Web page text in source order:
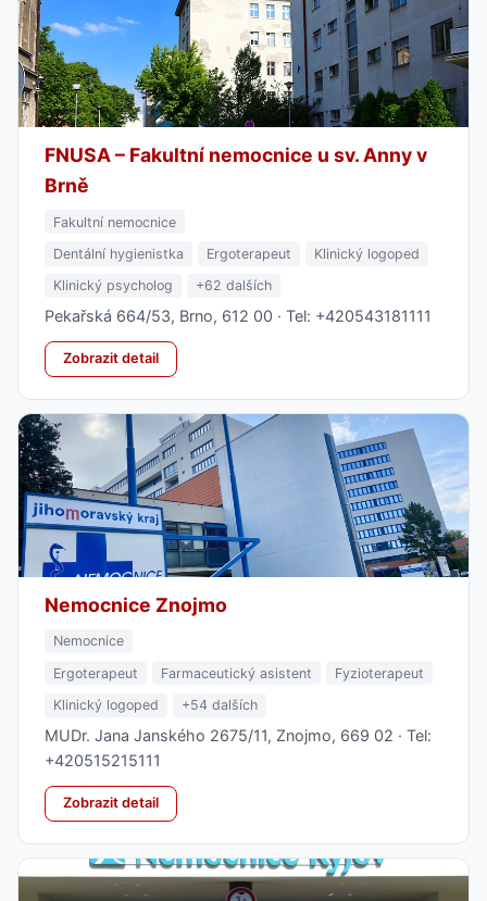
FNUSA – Fakultní nemocnice u sv. Anny v
Brně
Fakultní nemocnice
Dentální hygienistka
Ergoterapeut
Klinický logoped
Klinický psycholog
+62 dalších
Pekařská 664/53, Brno, 612 00 · Tel: +420543181111
Zobrazit detail
Nemocnice Znojmo
Nemocnice
Ergoterapeut
Farmaceutický asistent
Fyzioterapeut
Klinický logoped
+54 dalších
MUDr. Jana Janského 2675/11, Znojmo, 669 02 · Tel:
+420515215111
Zobrazit detail